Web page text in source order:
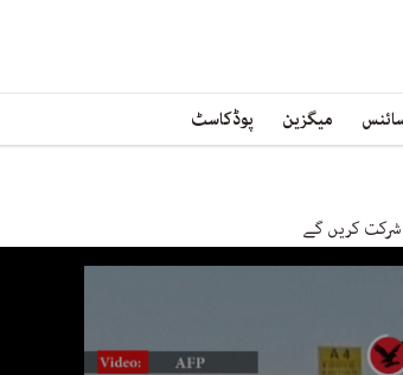
میگزین پوڈکاسٹ
شرکت کریں گے